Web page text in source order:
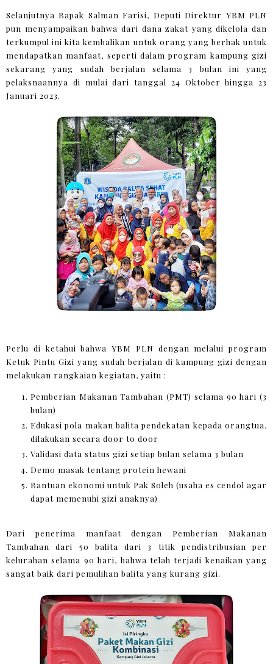
Selanjutnya Bapak Salman Farisi, Deputi Direktur YBM PLN
pun menyampaikan bahwa dari dana zakat yang dikelola dan
terkumpul ini kita kembalikan untuk orang yang berhak untuk
mendapatkan manfaat, seperti dalam program kampung gizi
sekarang yang sudah berjalan selama 3 bulan ini yang
pelaksnaannya di mulai dari tanggal 24 Oktober hingga 23
Januari 2023.
Perlu di ketahui bahwa YBM PLN dengan melalui program
Ketuk Pintu Gizi yang sudah berjalan di kampung gizi dengan
melakukan rangkaian kegiatan, yaitu :
Pemberian Makanan Tambahan (PMT) selama 90 hari (3
bulan)
Edukasi pola makan balita pendekatan kepada orangtua,
dilakukan secara door to door
Validasi data status gizi setiap bulan selama 3 bulan
Demo masak tentang protein hewani
Bantuan ekonomi untuk Pak Soleh (usaha es cendol agar
dapat memenuhi gizi anaknya)
Dari penerima manfaat dengan Pemberian Makanan
Tambahan dari 50 balita dari 3 titik pendistribusian per
kelurahan selama 90 hari, bahwa telah terjadi kenaikan yang
sangat baik dari pemulihan balita yang kurang gizi.